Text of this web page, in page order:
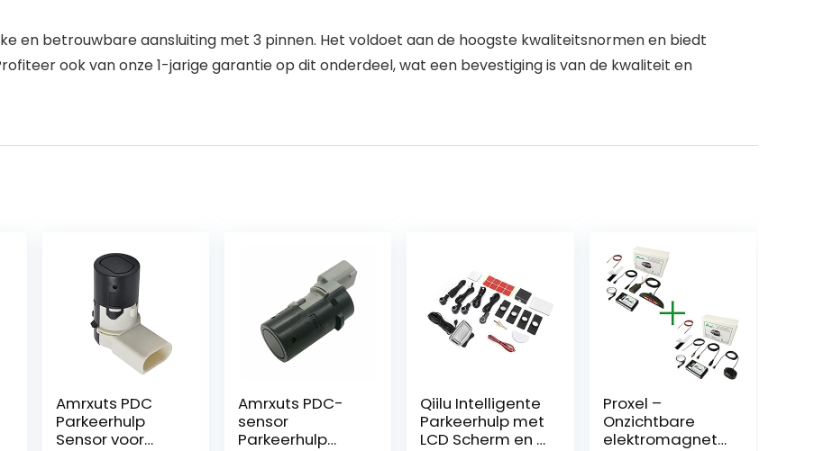
en betrouwbare aansluiting met 3 pinnen. Het voldoet aan de hoogste kwaliteitsnormen en biedt
ook van onze 1-jarige garantie op dit onderdeel, wat een bevestiging is van de kwaliteit en
Amrxuts PDC
Parkeerhulp
Sensor voor
Amrxuts PDC-
sensor
Parkeerhulp
Qiilu Intelligente
Parkeerhulp met
LCD Scherm en 4
Proxel –
Onzichtbare
elektromagnetis